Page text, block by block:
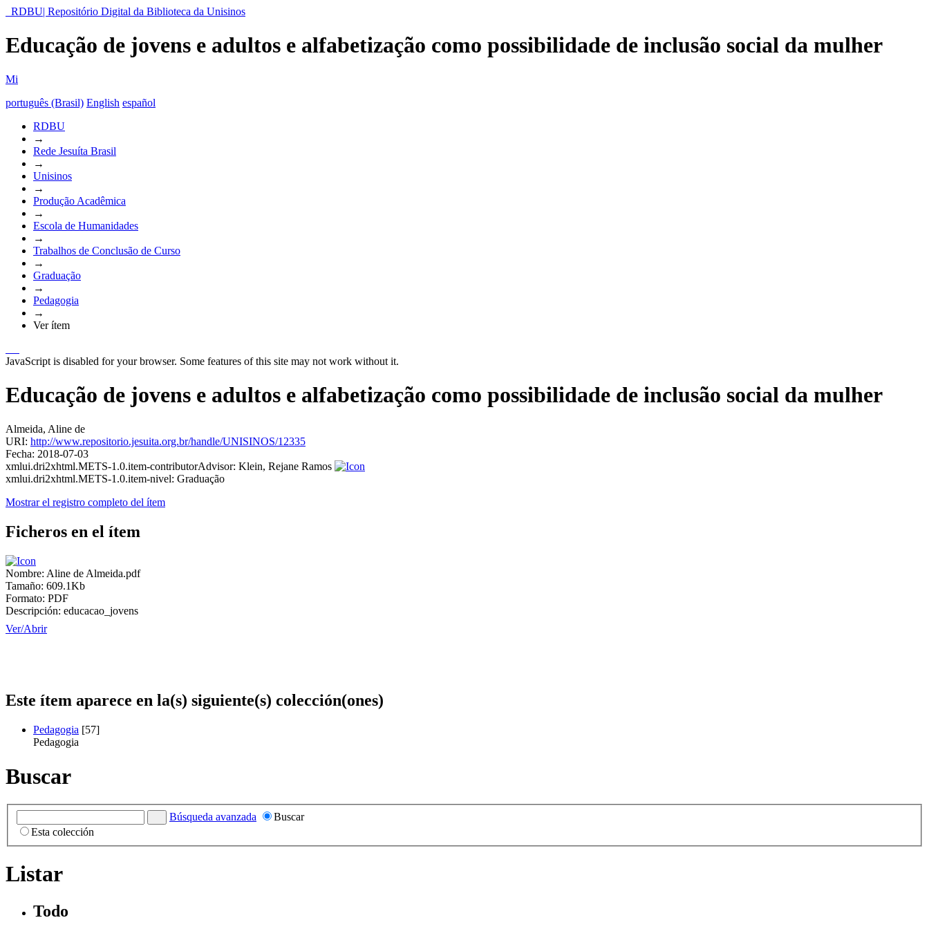
RDBU| Repositório Digital da Biblioteca da Unisinos
Educação de jovens e adultos e alfabetização como possibilidade de inclusão social da mulher
Mi
português (Brasil) English español
RDBU
→
Rede Jesuíta Brasil
→
Unisinos
→
Produção Acadêmica
→
Escola de Humanidades
→
Trabalhos de Conclusão de Curso
→
Graduação
→
Pedagogia
→
Ver ítem
JavaScript is disabled for your browser. Some features of this site may not work without it.
Educação de jovens e adultos e alfabetização como possibilidade de inclusão social da mulher
Almeida, Aline de
URI: http://www.repositorio.jesuita.org.br/handle/UNISINOS/12335
Fecha: 2018-07-03
xmlui.dri2xhtml.METS-1.0.item-contributorAdvisor: Klein, Rejane Ramos
xmlui.dri2xhtml.METS-1.0.item-nivel: Graduação
Mostrar el registro completo del ítem
Ficheros en el ítem
Nombre: Aline de Almeida.pdf
Tamaño: 609.1Kb
Formato: PDF
Descripción: educacao_jovens
Ver/Abrir
Este ítem aparece en la(s) siguiente(s) colección(ones)
Pedagogia [57]
Pedagogia
Buscar
Búsqueda avanzada
Buscar
Esta colección
Listar
Todo